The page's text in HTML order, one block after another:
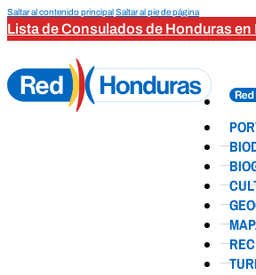
Saltar al contenido principalSaltar al pie de página
Lista de Consulados de Honduras en